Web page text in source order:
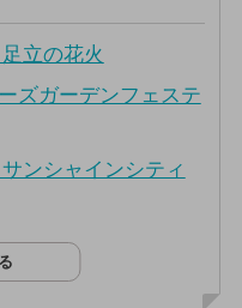
立の花火
ズガーデンフェステ
ンシャインシティ